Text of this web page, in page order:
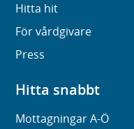
Hitta hit
För vårdgivare
Press
Hitta snabbt
Mottagningar A-Ö